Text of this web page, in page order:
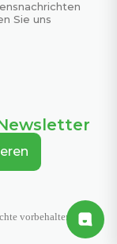
Sie uns
vorbehalten.